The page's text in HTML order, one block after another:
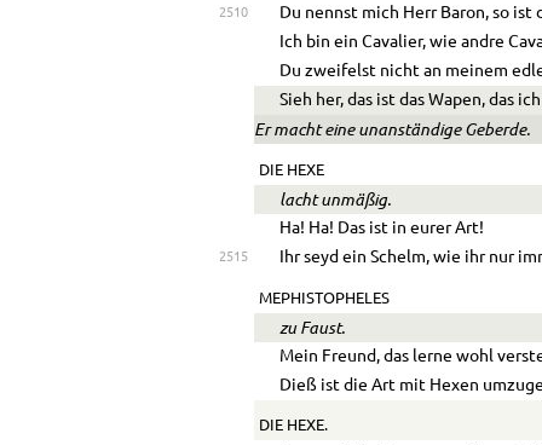
2510
Du nennst mich Herr Baron, so ist
Ich bin ein Cavalier, wie andre
Du zweifelst nicht an meinem
Sieh her, das ist das Wapen, das
Er macht eine unanständige Geberde.
DIE HEXE
lacht unmäßig.
Ha! Ha! Das ist in eurer Art!
2515 Ihr seyd ein Schelm, wie ihr nur
MEPHISTOPHELES
zu Faust.
Mein Freund, das lerne wohl
Dieß ist die Art mit Hexen
DIE HEXE.